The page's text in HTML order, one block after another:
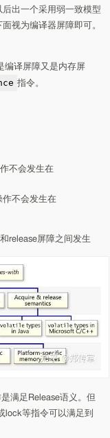
出一个采用弱一致模型
视为编译器屏障即可。
编译屏障又是内存屏
指令。
不会发生在
作不会发生在
release屏障之间发生
满足Release语义。但
lock等指令可以满足到